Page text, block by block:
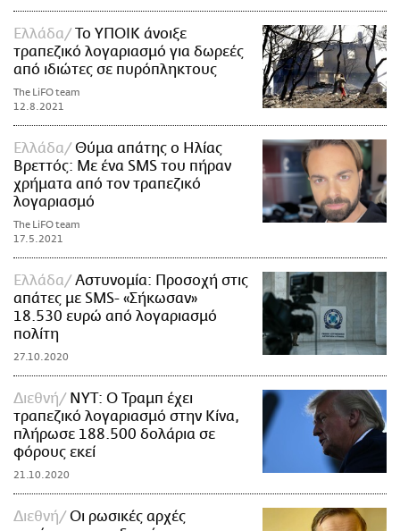
Ελλάδα
Το ΥΠΟΙΚ άνοιξε
τραπεζικό λογαριασμό για δωρεές
από ιδιώτες σε πυρόπληκτους
The LiFO team
12.8.2021
Ελλάδα
Θύμα απάτης ο Ηλίας
Βρεττός: Με ένα SMS του πήραν
χρήματα από τον τραπεζικό
λογαριασμό
The LiFO team
17.5.2021
Ελλάδα
Αστυνομία: Προσοχή στις
απάτες με SMS- «Σήκωσαν»
18.530 ευρώ από λογαριασμό
πολίτη
27.10.2020
Διεθνή
ΝΥΤ: Ο Τραμπ έχει
τραπεζικό λογαριασμό στην Κίνα,
πλήρωσε 188.500 δολάρια σε
φόρους εκεί
21.10.2020
Διεθνή
Οι ρωσικές αρχές